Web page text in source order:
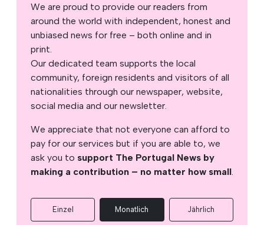
We are proud to provide our readers from
around the world with independent, honest and
unbiased news for free – both online and in
print.
Our dedicated team supports the local
community, foreign residents and visitors of all
nationalities through our newspaper, website,
social media and our newsletter.
We appreciate that not everyone can afford to
pay for our services but if you are able to, we
ask you to support The Portugal News by
making a contribution – no matter how small.
Einzel Monatlich Jährlich